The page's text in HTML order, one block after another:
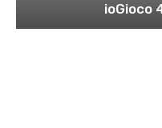
ioGioco